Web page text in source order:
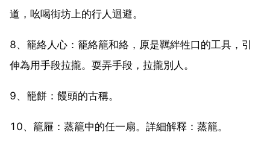
道，吆喝街坊上的行人迴避。
8、籠絡人心：籠絡籠和絡，原是羈絆牲口的工具，引
伸為用手段拉攏。耍弄手段，拉攏別人。
9、籠餅：饅頭的古稱。
10、籠屜：蒸籠中的任一扇。詳細解釋：蒸籠。